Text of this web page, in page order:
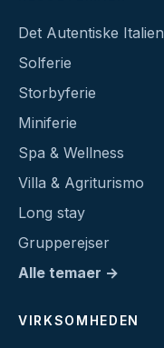
Det Autentiske Italien
Solferie
Storbyferie
Miniferie
Spa & Wellness
Villa & Agriturismo
Long stay
Grupperejser
Alle temaer →
VIRKSOMHEDEN